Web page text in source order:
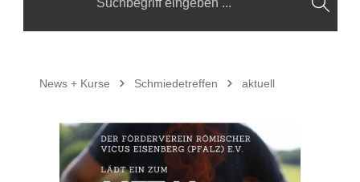
News + Kurse Schmiedetreffen aktuell
Bildergalerie überspringen